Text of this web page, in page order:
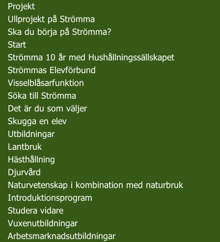
Projekt
Ullprojekt på Strömma
Ska du börja på Strömma?
Start
Strömma 10 år med Hushållningssällskapet
Strömmas Elevförbund
Visselblåsarfunktion
Söka till Strömma
Det är du som väljer
Skugga en elev
Utbildningar
Lantbruk
Hästhållning
Djurvård
Naturvetenskap i kombination med naturbruk
Introduktionsprogram
Studera vidare
Vuxenutbildningar
Arbetsmarknadsutbildningar